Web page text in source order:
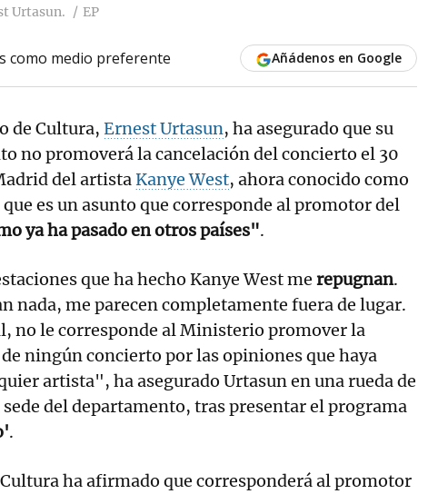
Urtasun. EP
como medio preferente Añádenos en Google
de Cultura, Ernest Urtasun, ha asegurado que su
no promoverá la cancelación del concierto el 30
del artistaKanye West, ahora conocido como
que es un asunto que corresponde al promotor del
ya ha pasado en otros países".
que ha hecho Kanye West me repugnan.
nada, me parecen completamente fuera de lugar.
no le corresponde al Ministerio promover la
ningún concierto por las opiniones que haya
artista", ha asegurado Urtasun en una rueda de
sede del departamento, tras presentar el programa
.
ha afirmado que corresponderá al promotor